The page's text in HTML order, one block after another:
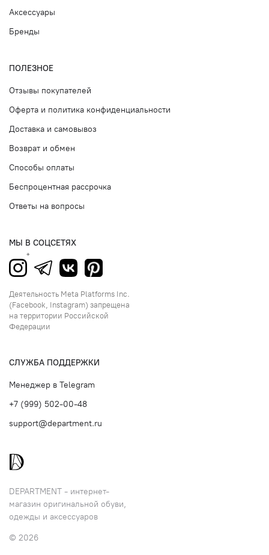
DEPARTMENT - интернет-
магазин оригинальной обуви,
одежды и аксессуаров
© 2026
Аксессуары
Бренды
ПОЛЕЗНОЕ
Отзывы покупателей
Оферта и политика конфиденциальности
Доставка и самовывоз
Возврат и обмен
Способы оплаты
Беспроцентная рассрочка
Ответы на вопросы
МЫ В СОЦСЕТЯХ
Деятельность Meta Platforms Inc.
(Facebook, Instagram) запрещена
на территории Российской
Федерации
СЛУЖБА ПОДДЕРЖКИ
Менеджер в Telegram
+7 (999) 502-00-48
support@department.ru